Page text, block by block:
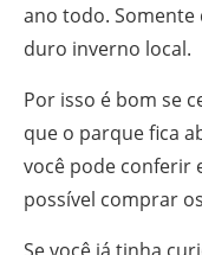
ano todo.
duro inverno local.
Por isso é bom se
que o parque fica
você pode conferir
possível comprar